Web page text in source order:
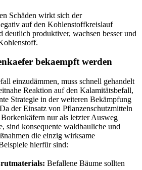
Schäden wirkt sich der
auf den Kohlenstoffkreislauf
deutlich produktiver, wachsen besser und
bekaempft werden
einzudämmen, muss schnell gehandelt
Reaktion auf den Kalamitätsbefall,
Strategie in der weiteren Bekämpfung
der Einsatz von Pflanzenschutzmitteln
nur als letzter Ausweg
sind konsequente waldbauliche und
die einzig wirksame
hierfür sind:
Befallene Bäume sollten